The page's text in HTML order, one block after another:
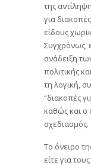
της
για
είδους
Συγχρόνως,
ανάδειξη
πολιτικής
τη λογική,
“διακοπές
καθώς και ο
σχεδιασμός.
Το όνειρο
είτε για